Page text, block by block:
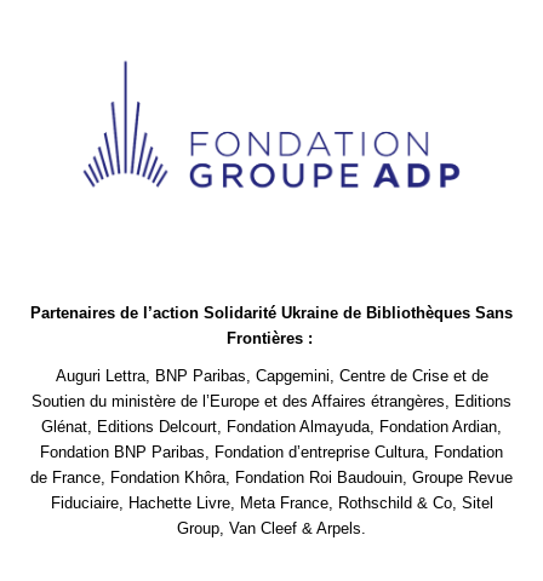
Partenaires de l’action Solidarité Ukraine de Bibliothèques Sans
Frontières :
Auguri Lettra, BNP Paribas, Capgemini, Centre de Crise et de
Soutien du ministère de l’Europe et des Affaires étrangères, Editions
Glénat, Editions Delcourt, Fondation Almayuda, Fondation Ardian,
Fondation BNP Paribas, Fondation d’entreprise Cultura, Fondation
de France, Fondation Khôra, Fondation Roi Baudouin, Groupe Revue
Fiduciaire, Hachette Livre, Meta France, Rothschild & Co, Sitel
Group, Van Cleef & Arpels.